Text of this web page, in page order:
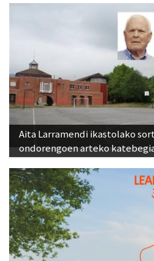
Aita Larramendi ikastolako
ondorengoen arteko